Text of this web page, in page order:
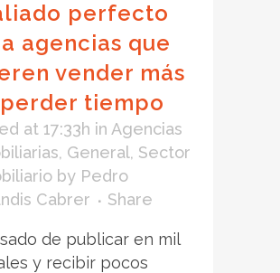
perfecto
agencias que
vender más
tiempo
at 17:33h in Agencias
, General, Sector
by Pedro
Cabrer
Share
de publicar en mil
y recibir pocos